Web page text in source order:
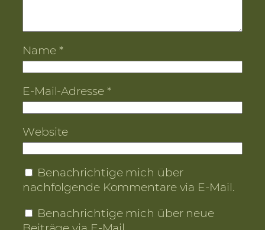
Name *
E-Mail-Adresse *
Website
Benachrichtige mich über
nachfolgende Kommentare via E-Mail.
Benachrichtige mich über neue